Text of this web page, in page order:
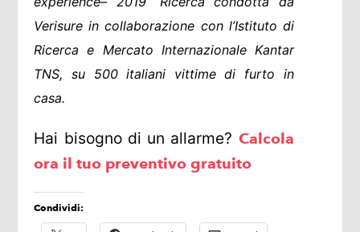
Verisure in collaborazione con l’Istituto di
Ricerca e Mercato Internazionale Kantar
TNS, su 500 italiani vittime di furto in
casa.
Hai bisogno di un allarme? Calcola
ora il tuo preventivo gratuito
Condividi: